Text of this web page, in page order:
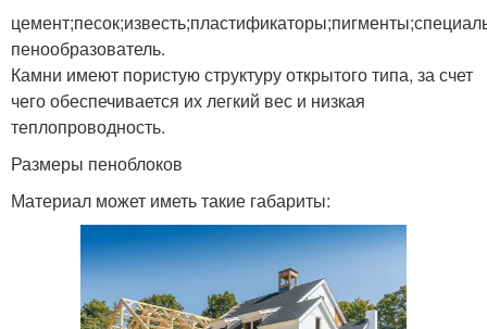
пенообразователь.
Камни имеют пористую структуру открытого типа, за счет
чего обеспечивается их легкий вес и низкая
теплопроводность.
Размеры пеноблоков
Материал может иметь такие габариты: